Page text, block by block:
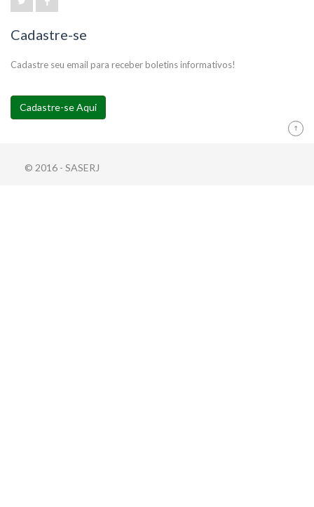
Cadastre-se
Cadastre seu email para receber boletins informativos!
Cadastre-se Aqui
© 2016 - SASERJ